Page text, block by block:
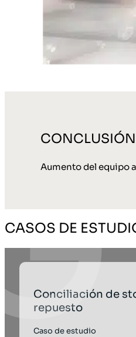
CONCLUSIÓN
Aumento del equipo
CASOS DE
Conciliación de
repuesto
Caso de estudio